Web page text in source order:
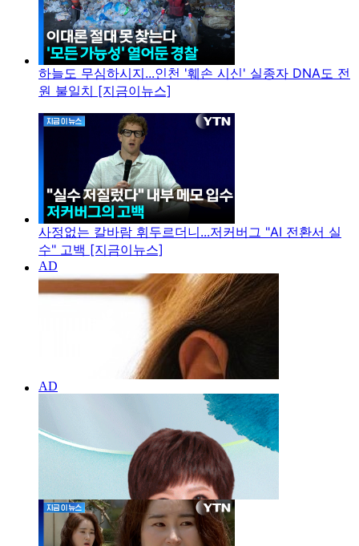
하늘도 무심하시지...인천 '훼손 시신' 실종자 DNA도 전
원 불일치 [지금이뉴스]
사정없는 칼바람 휘두르더니...저커버그 "AI 전환서 실
수" 고백 [지금이뉴스]